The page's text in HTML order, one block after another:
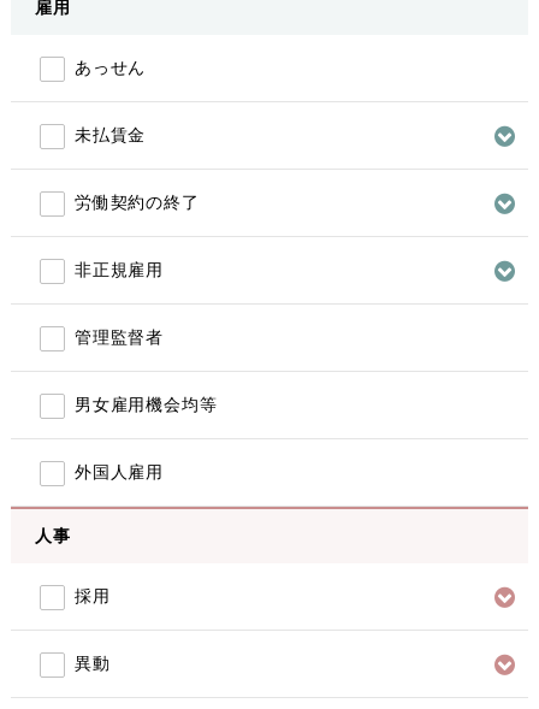
雇用
あっせん
未払賃金
労働契約の終了
非正規雇用
管理監督者
男女雇用機会均等
外国人雇用
人事
採用
異動